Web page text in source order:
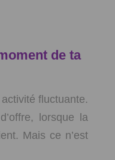
de ta
fluctuante.
lorsque la
Mais ce n’est